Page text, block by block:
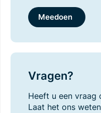
Meedoen
Vragen?
Heeft u een vraag
Laat het ons